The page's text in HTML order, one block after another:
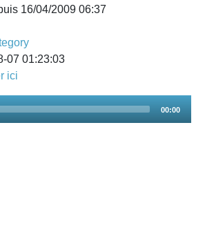
16/04/2009 06:37
07 01:23:03
ici
00:00